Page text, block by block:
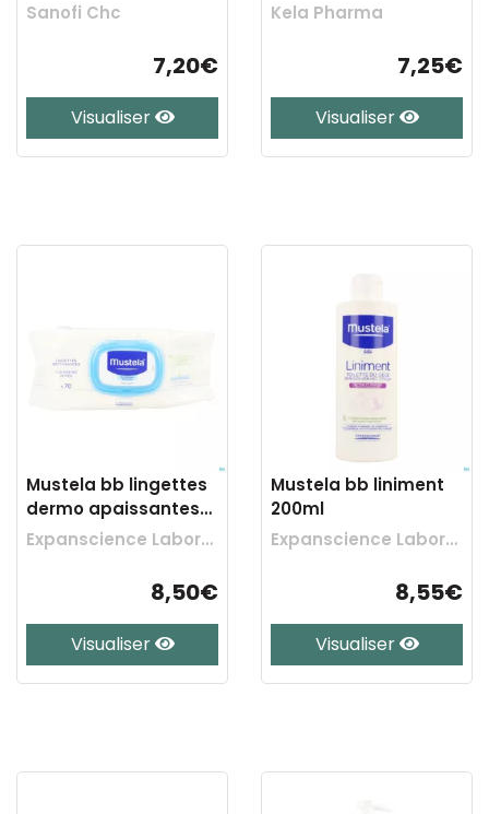
Sanofi Chc
7,20€
Visualiser
Kela Pharma
7,25€
Visualiser
Mustela bb lingettes
dermo apaissantes
70
Expanscience Laboratoires
8,50€
Visualiser
Mustela bb liniment
200ml
Expanscience Laboratoires
8,55€
Visualiser